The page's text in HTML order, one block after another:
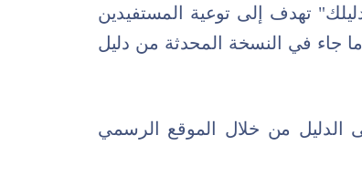
تهدف إلى توعية المستفيدين
جاء في النسخة المحدثة من دليل
الدليل من خلال الموقع الرسمي